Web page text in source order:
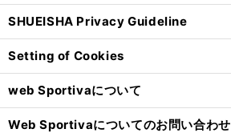
SHUEISHA Privacy Guideline
Setting of Cookies
web Sportivaについて
Web Sportivaについてのお問い合わせ